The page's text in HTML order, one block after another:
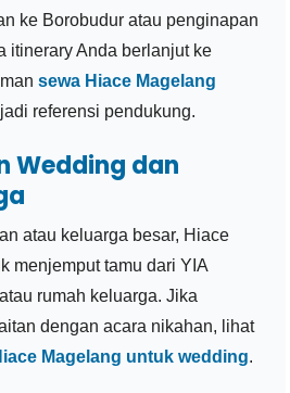
ke Borobudur atau penginapan
itinerary Anda berlanjut ke
sewa Hiace Magelang
referensi pendukung.
Wedding dan
atau keluarga besar, Hiace
menjemput tamu dari YIA
rumah keluarga. Jika
dengan acara nikahan, lihat
Magelang untuk wedding.